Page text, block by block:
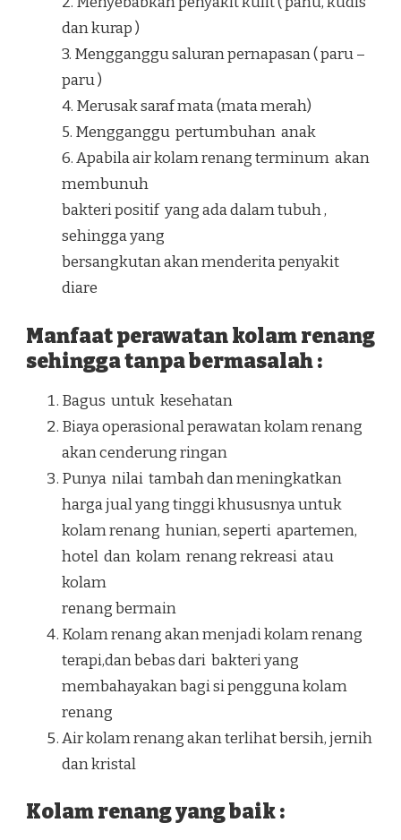
dan kurap )
3. Mengganggu saluran pernapasan ( paru –
paru )
4. Merusak saraf mata (mata merah)
5. Mengganggu pertumbuhan anak
6. Apabila air kolam renang terminum akan
membunuh
bakteri positif yang ada dalam tubuh ,
sehingga yang
bersangkutan akan menderita penyakit
diare
Manfaat perawatan kolam renang
sehingga tanpa bermasalah :
Bagus untuk kesehatan
Biaya operasional perawatan kolam renang
akan cenderung ringan
Punya nilai tambah dan meningkatkan
harga jual yang tinggi khususnya untuk
kolam renang hunian, seperti apartemen,
hotel dan kolam renang rekreasi atau
kolam
renang bermain
Kolam renang akan menjadi kolam renang
terapi,dan bebas dari bakteri yang
membahayakan bagi si pengguna kolam
renang
Air kolam renang akan terlihat bersih, jernih
dan kristal
Kolam renang yang baik :